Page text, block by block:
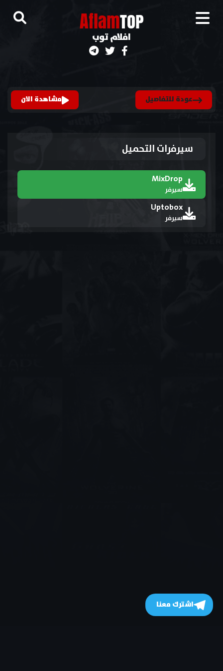
AflamTOP
افلام توب
عودة للتفاصيل مشاهدة الان
سيرفرات التحميل
MixDrop
سيرفر
Uptobox
سيرفر
اشترك معنا